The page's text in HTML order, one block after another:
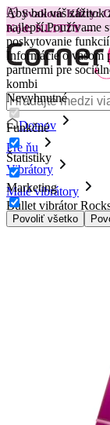
Aby bol váš zážitok
najlepší.Používame
poskytovanie
Informácie o vašom
partnermi pre
kombi
Nevyhnutné
Funkčné
Štatistiky
Marketing
Povoliť všetko
😽Svakom Klitty:
Kód: KLITTY →
Domov
Pre ňu
Vibrátory
Malé vibrátory
Bullet vibrátor